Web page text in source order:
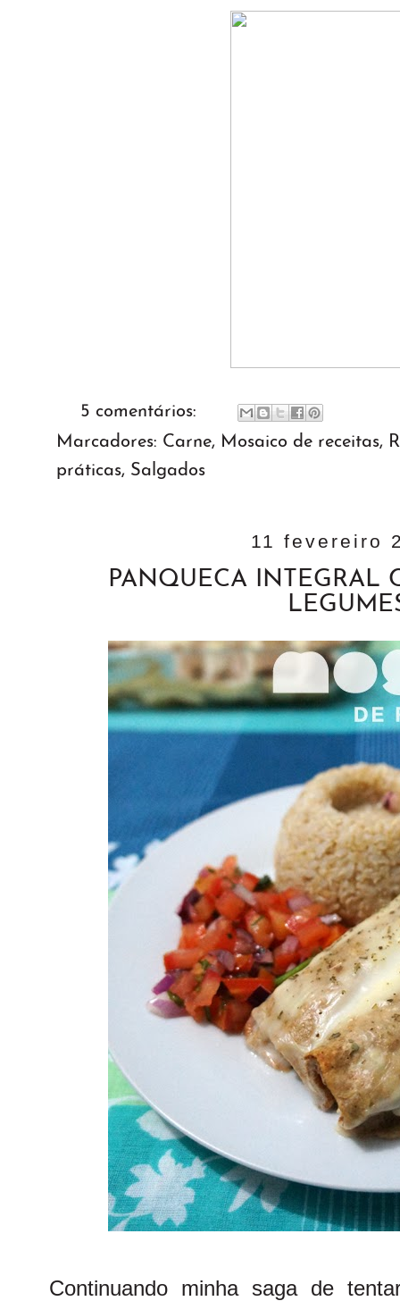
5 comentários:
Marcadores: Carne, Mosaico de receitas,
práticas, Salgados
11 fevereiro
PANQUECA INTEGRAL
Continuando minha saga de